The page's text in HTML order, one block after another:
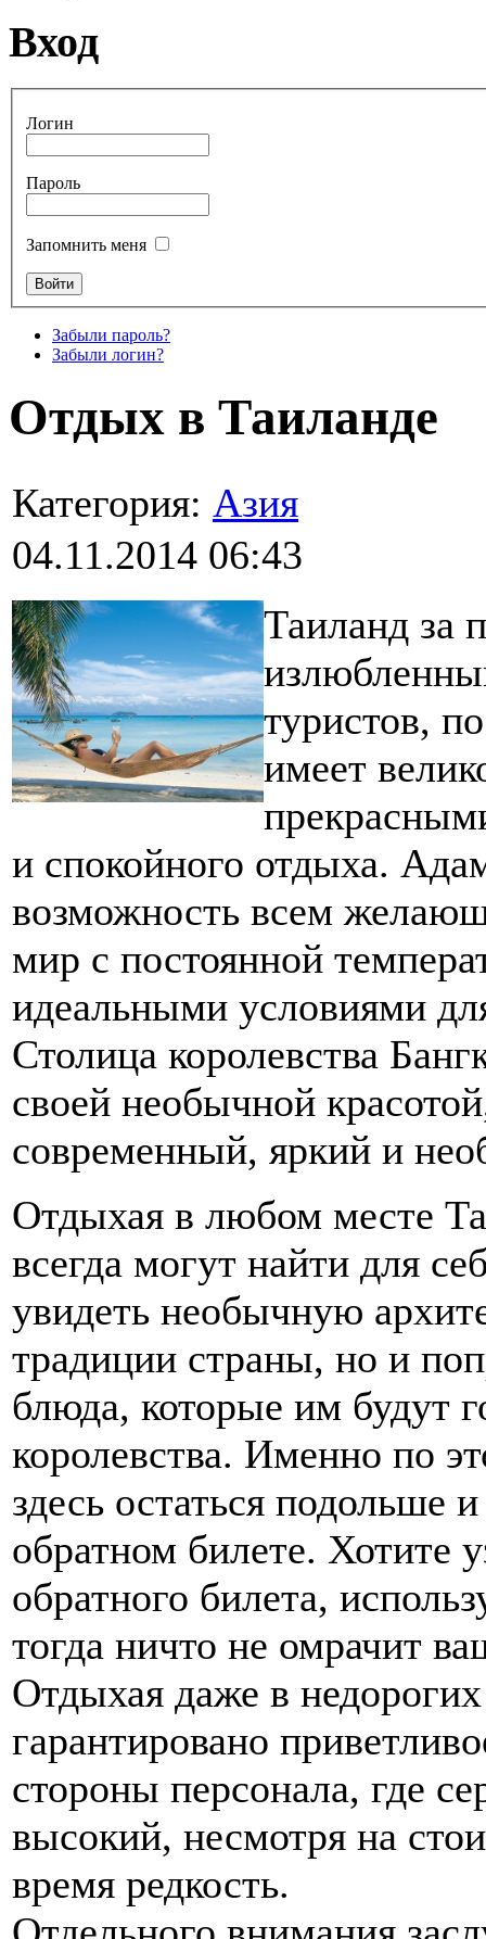
Вход
Логин
Пароль
Запомнить меня
Забыли пароль?
Забыли логин?
Отдых в Таиланде
Категория: Азия
04.11.2014 06:43
Таиланд за
туристов,
имеет
и спокойного отдыха.
возможность всем
мир с постоянной
идеальными условиями
Столица королевства
своей необычной
современный, яркий и
Отдыхая в любом месте
всегда могут найти для
увидеть необычную
традиции страны, но и
блюда, которые им будут
королевства. Именно по
здесь остаться подольше
обратном билете. Хотите
обратного билета,
тогда ничто не омрачит
Отдыхая даже в
гарантировано
стороны персонала, где
высокий, несмотря на
время редкость.